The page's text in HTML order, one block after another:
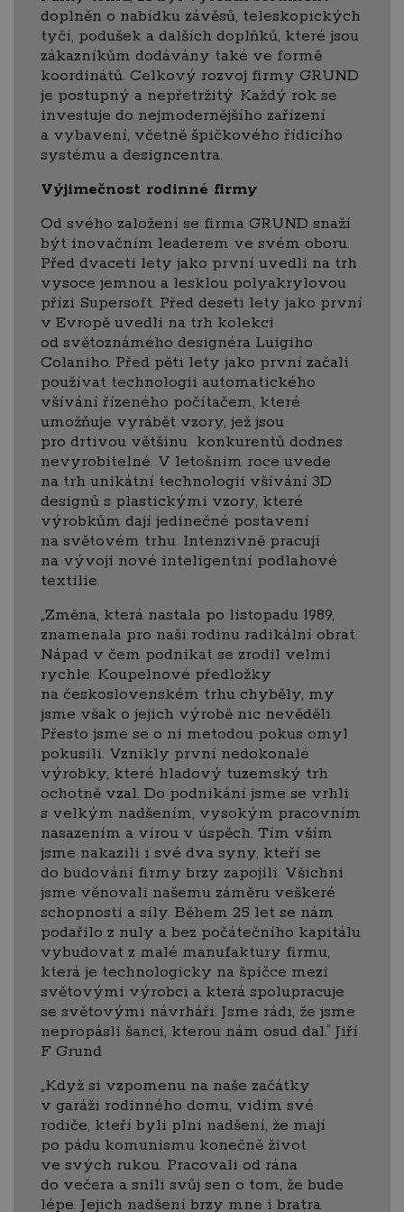
doplněn o nabídku závěsů, teleskopických
tyčí, podušek a dalších doplňků, které jsou
zákazníkům dodávány také ve formě
koordinátů. Celkový rozvoj firmy GRUND
je postupný a nepřetržitý. Každý rok se
investuje do nejmodernějšího zařízení
a vybavení, včetně špičkového řídicího
systému a designcentra.
Výjimečnost rodinné firmy
Od svého založení se firma GRUND snaží
být inovačním leaderem ve svém oboru.
Před dvaceti lety jako první uvedli na trh
vysoce jemnou a lesklou polyakrylovou
přízi Supersoft. Před deseti lety jako první
v Evropě uvedli na trh kolekci
od světoznámého designéra Luigiho
Colaniho. Před pěti lety jako první začali
používat technologii automatického
všívání řízeného počítačem, které
umožňuje vyrábět vzory, jež jsou
pro drtivou většinu konkurentů dodnes
nevyrobitelné. V letošním roce uvede
na trh unikátní technologii všívání 3D
designů s plastickými vzory, které
výrobkům dají jedinečné postavení
na světovém trhu. Intenzivně pracují
na vývoji nové inteligentní podlahové
textilie.
„Změna, která nastala po listopadu 1989,
znamenala pro naši rodinu radikální obrat.
Nápad v čem podnikat se zrodil velmi
rychle. Koupelnové předložky
na československém trhu chyběly, my
jsme však o jejich výrobě nic nevěděli.
Přesto jsme se o ni metodou pokus omyl
pokusili. Vznikly první nedokonalé
výrobky, které hladový tuzemský trh
ochotně vzal. Do podnikání jsme se vrhli
s velkým nadšením, vysokým pracovním
nasazením a vírou v úspěch. Tím vším
jsme nakazili i své dva syny, kteří se
do budování firmy brzy zapojili. Všichni
jsme věnovali našemu záměru veškeré
schopnosti a síly. Během 25 let se nám
podařilo z nuly a bez počátečního kapitálu
vybudovat z malé manufaktury firmu,
která je technologicky na špičce mezi
světovými výrobci a která spolupracuje
se světovými návrháři. Jsme rádi, že jsme
nepropásli šanci, kterou nám osud dal.“ Jiří
F Grund
„Když si vzpomenu na naše začátky
v garáži rodinného domu, vidím své
rodiče, kteří byli plni nadšení, že mají
po pádu komunismu konečně život
ve svých rukou. Pracovali od rána
do večera a snili svůj sen o tom, že bude
lépe. Jejich nadšení brzy mne i bratra